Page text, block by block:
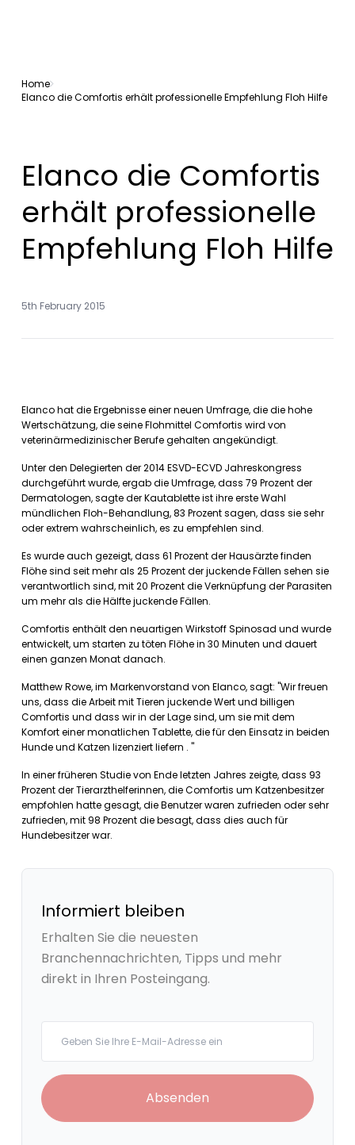
Home
Elanco die Comfortis erhält professionelle Empfehlung Floh Hilfe
Elanco die Comfortis
erhält professionelle
Empfehlung Floh Hilfe
5th February 2015
Elanco hat die Ergebnisse einer neuen Umfrage, die die hohe
Wertschätzung, die seine Flohmittel Comfortis wird von
veterinärmedizinischer Berufe gehalten angekündigt.
Unter den Delegierten der 2014 ESVD-ECVD Jahreskongress
durchgeführt wurde, ergab die Umfrage, dass 79 Prozent der
Dermatologen, sagte der Kautablette ist ihre erste Wahl
mündlichen Floh-Behandlung, 83 Prozent sagen, dass sie sehr
oder extrem wahrscheinlich, es zu empfehlen sind.
Es wurde auch gezeigt, dass 61 Prozent der Hausärzte finden
Flöhe sind seit mehr als 25 Prozent der juckende Fällen sehen sie
verantwortlich sind, mit 20 Prozent die Verknüpfung der Parasiten
um mehr als die Hälfte juckende Fällen.
Comfortis enthält den neuartigen Wirkstoff Spinosad und wurde
entwickelt, um starten zu töten Flöhe in 30 Minuten und dauert
einen ganzen Monat danach.
Matthew Rowe, im Markenvorstand von Elanco, sagt: "Wir freuen
uns, dass die Arbeit mit Tieren juckende Wert und billigen
Comfortis und dass wir in der Lage sind, um sie mit dem
Komfort einer monatlichen Tablette, die für den Einsatz in beiden
Hunde und Katzen lizenziert liefern . "
In einer früheren Studie von Ende letzten Jahres zeigte, dass 93
Prozent der Tierarzthelferinnen, die Comfortis um Katzenbesitzer
empfohlen hatte gesagt, die Benutzer waren zufrieden oder sehr
zufrieden, mit 98 Prozent die besagt, dass dies auch für
Hundebesitzer war.
Informiert bleiben
Erhalten Sie die neuesten
Branchennachrichten, Tipps und mehr
direkt in Ihren Posteingang.
Absenden